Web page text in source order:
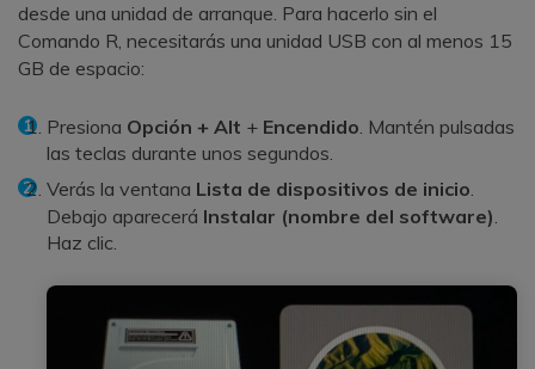
desde una unidad de arranque. Para hacerlo sin el
Comando R, necesitarás una unidad USB con al menos 15
GB de espacio:
Presiona Opción + Alt + Encendido . Mantén pulsadas
las teclas durante unos segundos.
Verás la ventana Lista de dispositivos de inicio.
Debajo aparecerá Instalar (nombre del software).
Haz clic.